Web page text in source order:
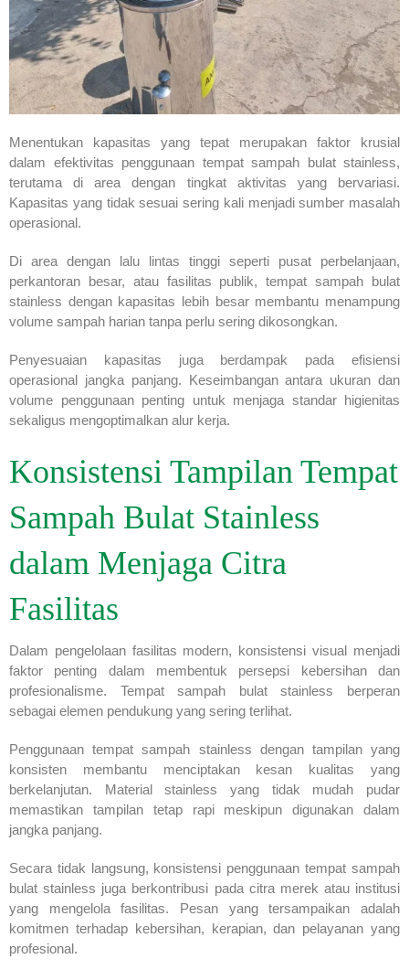
Menentukan kapasitas yang tepat merupakan faktor krusial
dalam efektivitas penggunaan tempat sampah bulat stainless,
terutama di area dengan tingkat aktivitas yang bervariasi.
Kapasitas yang tidak sesuai sering kali menjadi sumber masalah
operasional.
Di area dengan lalu lintas tinggi seperti pusat perbelanjaan,
perkantoran besar, atau fasilitas publik, tempat sampah bulat
stainless dengan kapasitas lebih besar membantu menampung
volume sampah harian tanpa perlu sering dikosongkan.
Penyesuaian kapasitas juga berdampak pada efisiensi
operasional jangka panjang. Keseimbangan antara ukuran dan
volume penggunaan penting untuk menjaga standar higienitas
sekaligus mengoptimalkan alur kerja.
Konsistensi Tampilan Tempat
Sampah Bulat Stainless
dalam Menjaga Citra
Fasilitas
Dalam pengelolaan fasilitas modern, konsistensi visual menjadi
faktor penting dalam membentuk persepsi kebersihan dan
profesionalisme. Tempat sampah bulat stainless berperan
sebagai elemen pendukung yang sering terlihat.
Penggunaan tempat sampah stainless dengan tampilan yang
konsisten membantu menciptakan kesan kualitas yang
berkelanjutan. Material stainless yang tidak mudah pudar
memastikan tampilan tetap rapi meskipun digunakan dalam
jangka panjang.
Secara tidak langsung, konsistensi penggunaan tempat sampah
bulat stainless juga berkontribusi pada citra merek atau institusi
yang mengelola fasilitas. Pesan yang tersampaikan adalah
komitmen terhadap kebersihan, kerapian, dan pelayanan yang
profesional.